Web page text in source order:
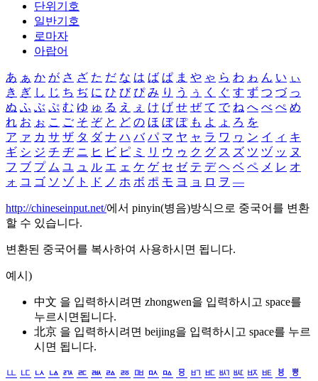
단위기호
일반기호
로마자
아랍어
あ ぁ か が さ ざ た だ な は ば ぱ ま や ゃ ら わ ゎ ん い ぃ
き ぎ し じ ち ぢ に ひ び ぴ み り う ぅ く ぐ す ず つ づ っ
ぬ ふ ぶ ぷ む ゆ ゅ る え ぇ け げ せ ぜ て で ね へ べ ぺ め
れ お ぉ こ ご そ ぞ と ど の ほ ぼ ぽ も よ ょ ろ を
ア ァ カ サ ザ タ ダ ナ ハ バ パ マ ヤ ャ ラ ワ ヮ ン イ ィ キ
ギ シ ジ チ ヂ ニ ヒ ビ ピ ミ リ ウ ゥ ク グ ス ズ ツ ヅ ッ ヌ
フ ブ プ ム ユ ュ ル エ ェ ケ ゲ セ ゼ テ デ ヘ ベ ペ メ レ オ
ォ コ ゴ ソ ゾ ト ド ノ ホ ボ ポ モ ヨ ョ ロ ヲ ―
http://chineseinput.net/에서 pinyin(병음)방식으로 중국어를 변환
할 수 있습니다.
변환된 중국어를 복사하여 사용하시면 됩니다.
예시)
中文 을 입력하시려면 zhongwen을 입력하시고 space를
누르시면됩니다.
北京 을 입력하시려면 beijing을 입력하시고 space를 누르
시면 됩니다.
ㅥ ㅦ ㅧ ㅨ ㅩ ㅪ ㅫ ㅬ ㅭ ㅮ ㅯ ㅰ ㅱ ㅲ ㅳ ㅴ ㅵ ㅶ ㅷ ㅸ
ㅹ